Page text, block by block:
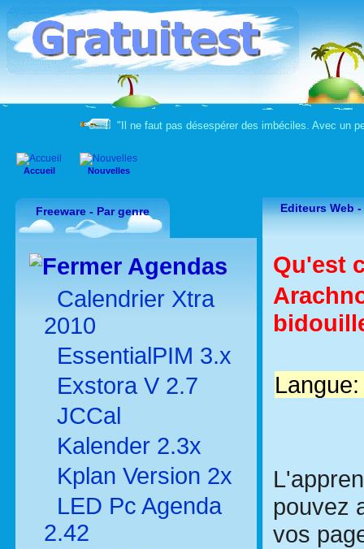
"Il ne faut pas désespérer des imbéciles. Avec un
Accueil Nouvelles
Freeware - Par genre
Agendas
Calendrier Xtra
2010
EssentialPIM 3.x
Exstora V 2.7
JCCal
Kalender 2.3x
Kplan Version 2x
LED Pc Agenda
2.42
Editeurs Web -
Qu'est
pouvez
vos